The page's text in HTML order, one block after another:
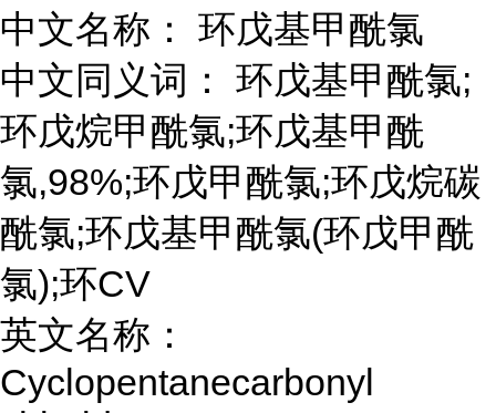
中文名称： 环戊基甲酰氯
中文同义词： 环戊基甲酰氯;
环戊烷甲酰氯;环戊基甲酰
氯,98%;环戊甲酰氯;环戊烷碳
酰氯;环戊基甲酰氯(环戊甲酰
氯);环CV
英文名称：
Cyclopentanecarbonyl